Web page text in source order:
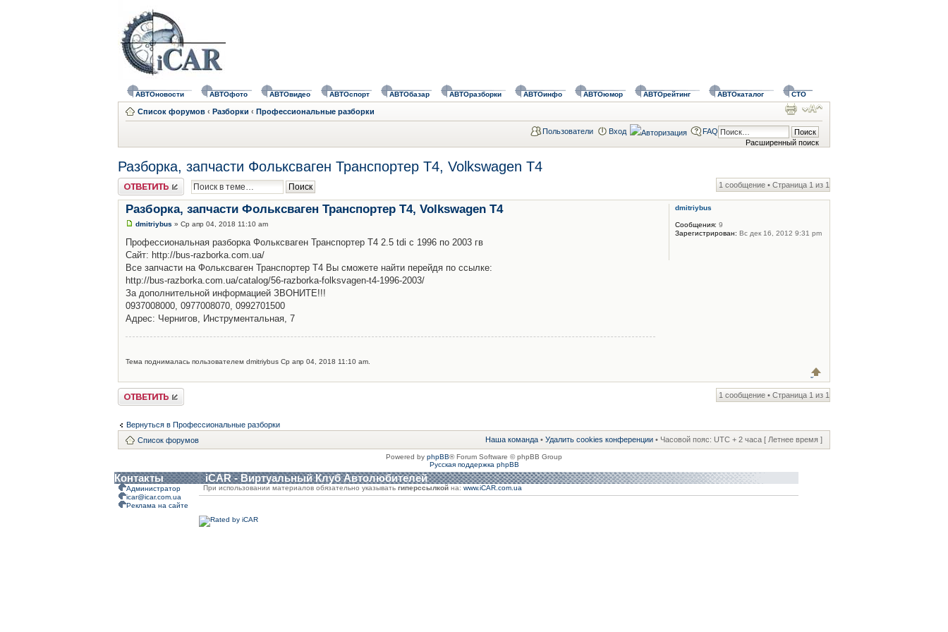
АВТОновости АВТОфото АВТОвидео АВТОспорт АВТОбазар АВТОразборки АВТОинфо АВТОюмор АВТОрейтинг АВТОкаталог СТО
Список форумов ‹ Разборки ‹ Профессиональные разборки
Расширенный поиск
Пользователи Вход FAQ
Разборка, запчасти Фольксваген Транспортер Т4, Volkswagen T4
Ответить 1 сообщение • Страница 1 из 1
Разборка, запчасти Фольксваген Транспортер Т4, Volkswagen T4
dmitriybus » Ср апр 04, 2018 11:10 am
Профессиональная разборка Фольксваген Транспортер Т4 2.5 tdi с 1996 по 2003 гв
Сайт: http://bus-razborka.com.ua/
Все запчасти на Фольксваген Транспортер Т4 Вы сможете найти перейдя по ссылке:
http://bus-razborka.com.ua/catalog/56-razborka-folksvagen-t4-1996-2003/
За дополнительной информацией ЗВОНИТЕ!!!
0937008000, 0977008070, 0992701500
Адрес: Чернигов, Инструментальная, 7
Тема поднималась пользователем dmitriybus Ср апр 04, 2018 11:10 am.
dmitriybus
Сообщения: 9
Зарегистрирован: Вс дек 16, 2012 9:31 pm
Ответить 1 сообщение • Страница 1 из 1
Вернуться в Профессиональные разборки
Список форумов
Наша команда • Удалить cookies конференции • Часовой пояс: UTC + 2 часа [ Летнее время ]
Powered by phpBB® Forum Software © phpBB Group
Русская поддержка phpBB
Контакты iCAR - Виртуальный Клуб Автолюбителей
Администратор
icar@icar.com.ua
Реклама на сайте
При использовании материалов обязательно указывать гиперссылкой на: www.iCAR.com.ua